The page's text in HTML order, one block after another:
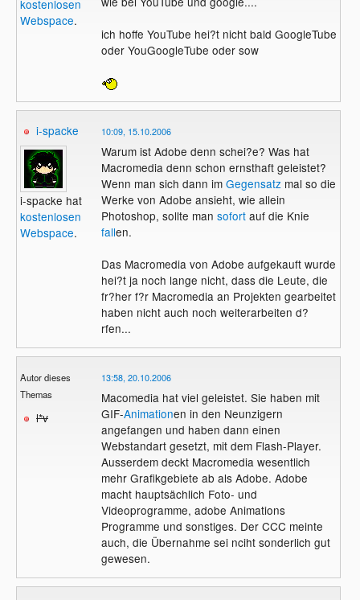
kostenlosen
Webspace.
ich hoffe YouTube hei?t nicht bald GoogleTube
oder YouGoogleTube oder sow
i-spacke
i-spacke hat
kostenlosen
Webspace.
10:09, 15.10.2006
Warum ist Adobe denn schei?e? Was hat
Macromedia denn schon ernsthaft geleistet?
Wenn man sich dann im Gegensatz mal so die
Werke von Adobe ansieht, wie allein
Photoshop, sollte man sofortauf die Knie
fallen.
Das Macromedia von Adobe aufgekauft wurde
hei?t ja noch lange nicht, dass die Leute, die
fr?her f?r Macromedia an Projekten gearbeitet
haben nicht auch noch weiterarbeiten d?
rfen...
Autor dieses
Themas
l*v
13:58, 20.10.2006
Macomedia hat viel geleistet. Sie haben mit
GIF-Animationen in den Neunzigern
angefangen und haben dann einen
Webstandart gesetzt, mit dem Flash-Player.
Ausserdem deckt Macromedia wesentlich
mehr Grafikgebiete ab als Adobe. Adobe
macht hauptsächlich Foto- und
Videoprogramme, adobe Animations
Programme und sonstiges. Der CCC meinte
auch, die Übernahme sei nciht sonderlich gut
gewesen.